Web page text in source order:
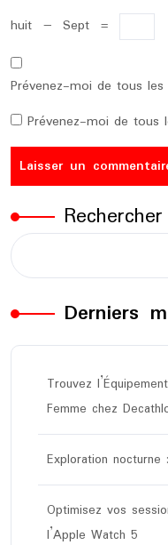
huit − Sept =
Prévenez-moi de tous
Prévenez-moi de tous
Rechercher
Derniers
Trouvez
Femme chez
Exploration
Optimisez vos
l’Apple Watch 5